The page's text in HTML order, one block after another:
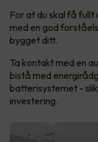
For at du skal få
med en god
bygget ditt.
Ta kontakt med en
bistå med
batterisystemet -
investering.